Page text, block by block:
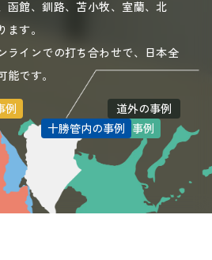
函館、釧路、苫小牧、室蘭、北
す。
ラインでの打ち合わせで、日本全
です。
道東エリアの事例
例
十勝管内の事例
道外の事例